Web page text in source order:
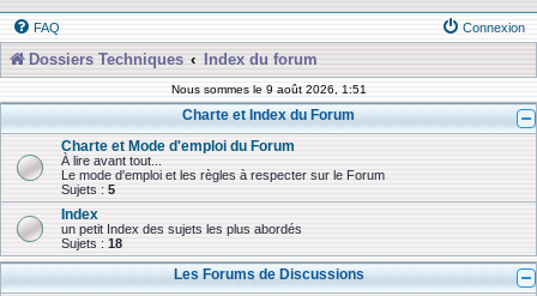
FAQ Connexion
Dossiers Techniques Index du forum
Nous sommes le 9 août 2026, 1:51
Charte et Index du Forum
Charte et Mode d'emploi du Forum
À lire avant tout...
Le mode d'emploi et les règles à respecter sur le Forum
Sujets : 5
Index
un petit Index des sujets les plus abordés
Sujets : 18
Les Forums de Discussions